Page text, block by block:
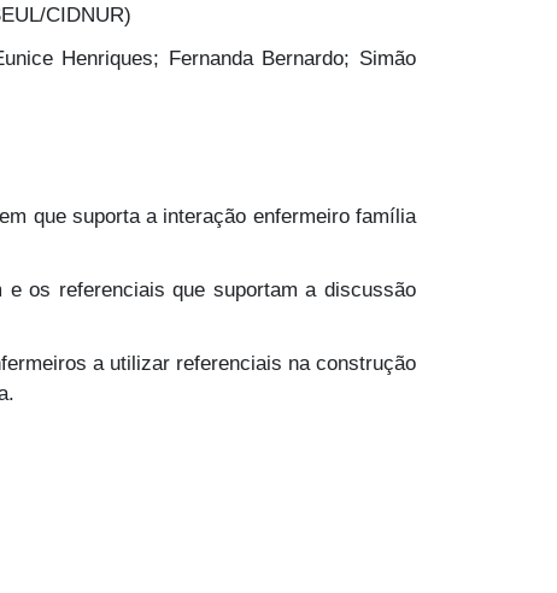
CIDNUR)
Henriques; Fernanda Bernardo; Simão
que suporta a interação enfermeiro família
os referenciais que suportam a discussão
a utilizar referenciais na construção